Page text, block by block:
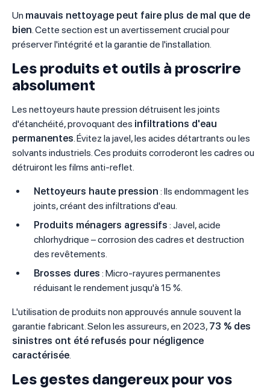
Un mauvais nettoyage peut faire plus de mal que de
bien . Cette section est un avertissement crucial pour
préserver l'intégrité et la garantie de l'installation.
Les produits et outils à proscrire
absolument
Les nettoyeurs haute pression détruisent les joints
d'étanchéité, provoquant des infiltrations d'eau
permanentes . Évitez la javel, les acides détartrants ou les
solvants industriels. Ces produits corroderont les cadres ou
détruiront les films anti-reflet.
Nettoyeurs haute pression : Ils endommagent les
joints, créant des infiltrations d'eau.
Produits ménagers agressifs : Javel, acide
chlorhydrique – corrosion des cadres et destruction
des revêtements.
Brosses dures : Micro-rayures permanentes
réduisant le rendement jusqu'à 15 %.
L'utilisation de produits non approuvés annule souvent la
garantie fabricant. Selon les assureurs, en 2023, 73 % des
sinistres ont été refusés pour négligence
caractérisée
Les gestes dangereux pour vos